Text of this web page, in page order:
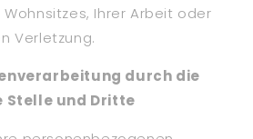
Ihrer Arbeit oder
Verletzung.
durch die
und Dritte